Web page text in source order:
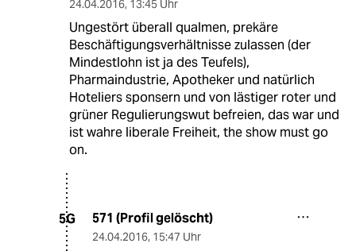
24.04.2016, 13:45 Uhr
Ungestört überall qualmen, prekäre
Beschäftigungsverhältnisse zulassen (der
Mindestlohn ist ja des Teufels),
Pharmaindustrie, Apotheker und natürlich
Hoteliers sponsern und von lästiger roter und
grüner Regulierungswut befreien, das war und
ist wahre liberale Freiheit, the show must go
on.
5G 571 (Profil gelöscht)
24.04.2016, 15:47 Uhr